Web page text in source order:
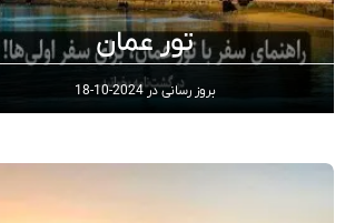
تور عمان
بروز رسانی در2024-10-18